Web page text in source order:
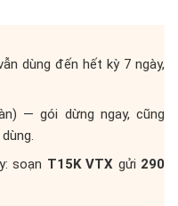
dùng đến hết kỳ 7 ngày,
— gói dừng ngay, cũng
soạn T15K VTX gửi 290